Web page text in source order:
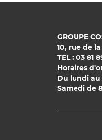
GROUPE
10, rue de la
TEL : 03 81
Horaires
Du lundi au
Samedi de